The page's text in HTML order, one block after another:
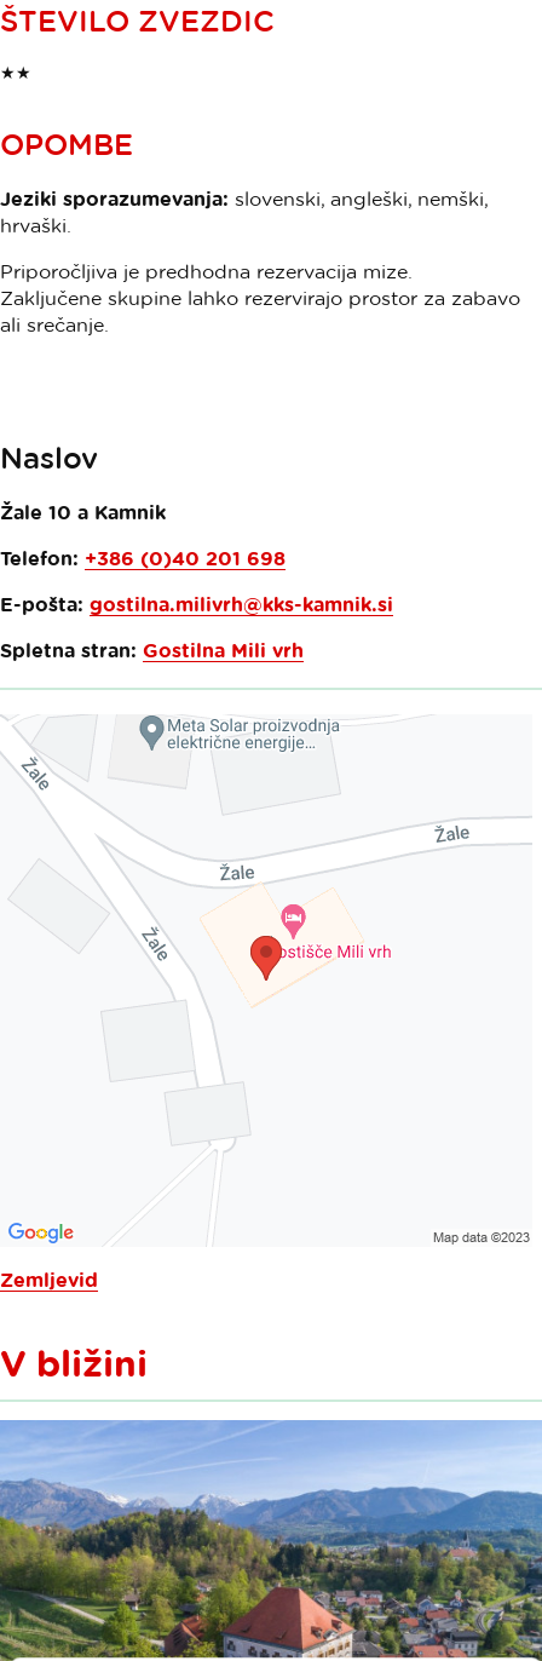
ŠTEVILO ZVEZDIC
★★
OPOMBE
Jeziki sporazumevanja: slovenski, angleški, nemški,
hrvaški.
Priporočljiva je predhodna rezervacija mize.
Zaključene skupine lahko rezervirajo prostor za zabavo
ali srečanje.
Naslov
Žale 10 a Kamnik
Telefon: +386 (0)40 201 698
E-pošta: gostilna.milivrh@kks-kamnik.si
Spletna stran: Gostilna Mili vrh
Zemljevid
V bližini